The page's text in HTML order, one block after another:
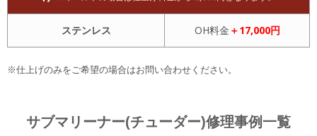
ステンレス OH料金 ＋17,000円
※仕上げのみをご希望の場合はお問い合わせください。
サブマリーナー(チューダー)修理事例一覧